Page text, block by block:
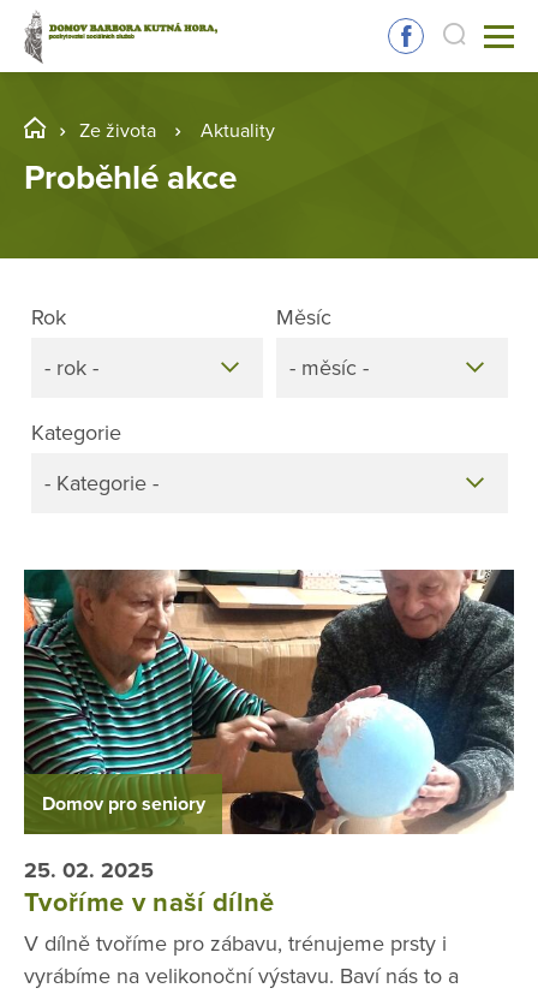
Ze života Aktuality
Proběhlé akce
Kategorie
- Kategorie -
Rok
- rok -
Měsíc
- měsíc -
Domov pro seniory
25. 02. 2025
Tvoříme v naší dílně
V dílně tvoříme pro zábavu, trénujeme prsty i
vyrábíme na velikonoční výstavu. Baví nás to a